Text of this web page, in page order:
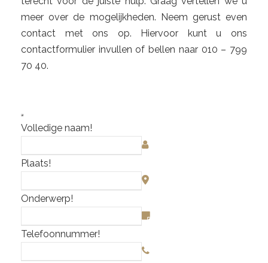
meer over de mogelijkheden. Neem gerust even
contact met ons op. Hiervoor kunt u ons
contactformulier invullen of bellen naar 010 – 799
70 40.
Volledige naam!
Plaats!
Onderwerp!
Telefoonnummer!